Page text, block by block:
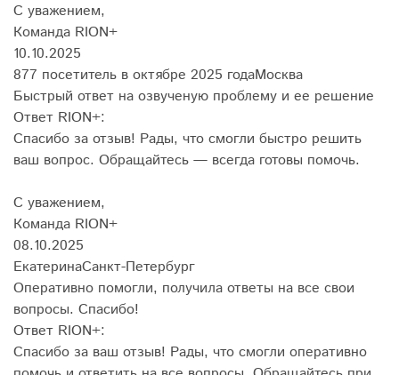
С уважением,
Команда RION+
10.10.2025
877 посетитель в октябре 2025 годаМосква
Быстрый ответ на озвученую проблему и ее решение
Ответ RION+:
Спасибо за отзыв! Рады, что смогли быстро решить
ваш вопрос. Обращайтесь — всегда готовы помочь.
С уважением,
Команда RION+
08.10.2025
ЕкатеринаСанкт-Петербург
Оперативно помогли, получила ответы на все свои
вопросы. Спасибо!
Ответ RION+:
Спасибо за ваш отзыв! Рады, что смогли оперативно